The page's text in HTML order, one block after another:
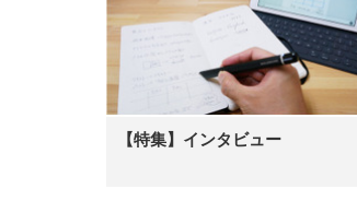
【特集】インタビュー